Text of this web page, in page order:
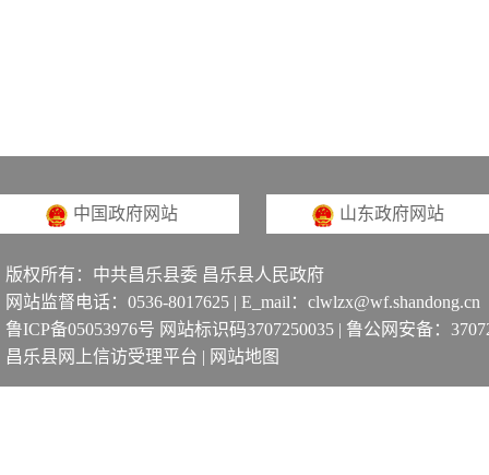
中国政府网站 山东政府网站
版权所有：中共昌乐县委 昌乐县人民政府
网站监督电话：0536-8017625 | E_mail：clwlzx@wf.shandong.cn
鲁ICP备05053976号 网站标识码3707250035 | 鲁公网安备：
昌乐县网上信访受理平台 | 网站地图